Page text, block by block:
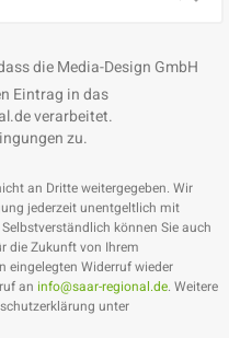
die Media-Design GmbH
Eintrag in das
verarbeitet.
zu.
an Dritte weitergegeben. Wir
jederzeit unentgeltlich mit
können Sie auch
die Zukunft von Ihrem
eingelegten Widerruf wieder
an info@saar-regional.de. Weitere
unter